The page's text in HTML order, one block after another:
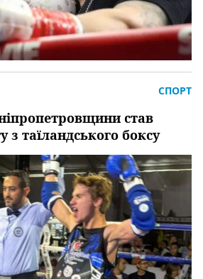
став
з таїландського боксу
СПОРТ